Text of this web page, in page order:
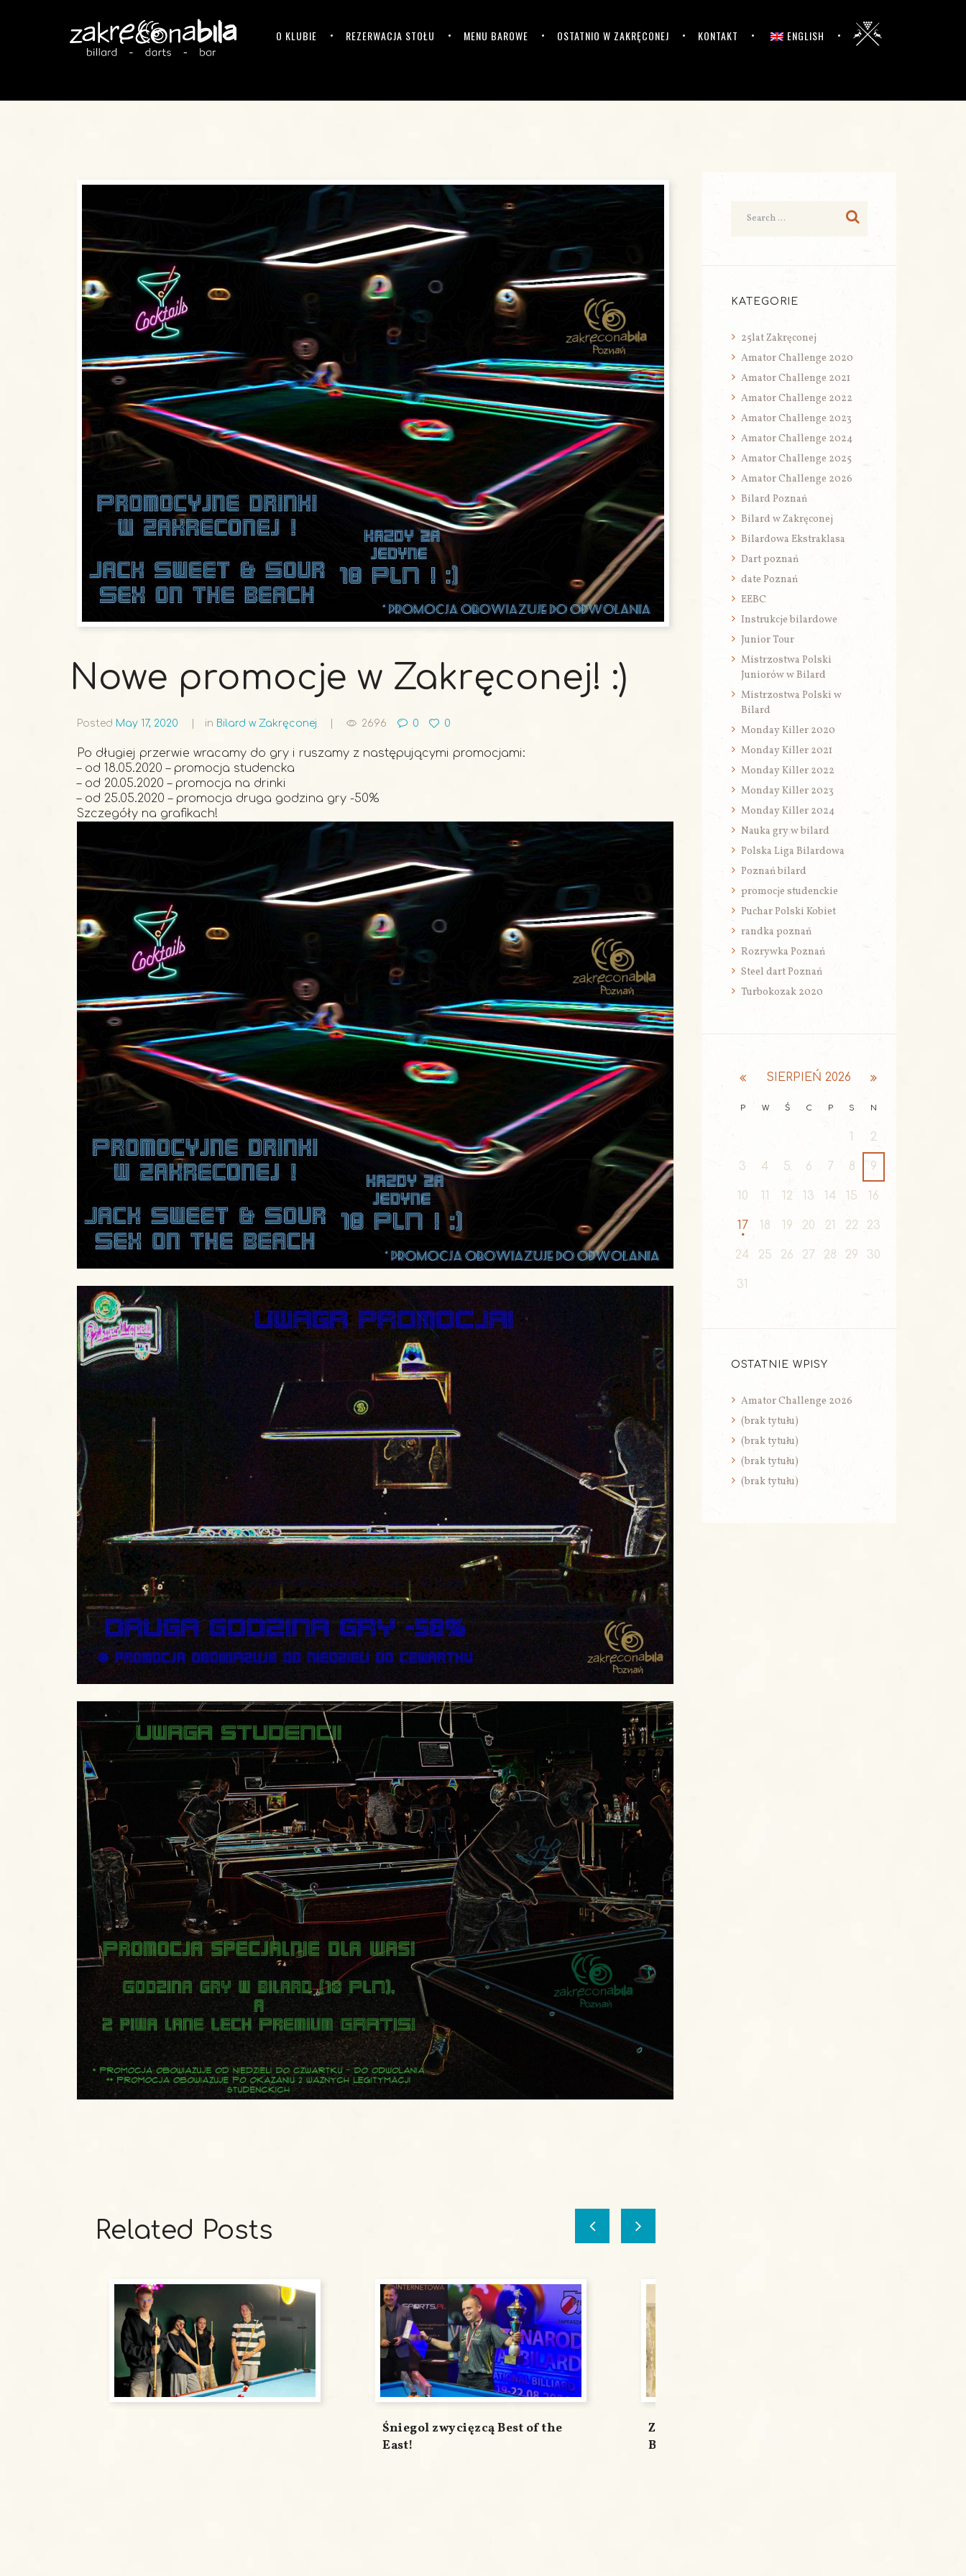
O KLUBIE REZERWACJA STOŁU MENU BAROWE OSTATNIO W ZAKRĘCONEJ KONTAKT ENGLISH
Nowe promocje w Zakręconej! :)
Posted May 17, 2020 in Bilard w Zakręconej 2696 0 0
Po długiej przerwie wracamy do gry i ruszamy z następującymi promocjami:
– od 18.05.2020 – promocja studencka
– od 20.05.2020 – promocja na drinki
– od 25.05.2020 – promocja druga godzina gry -50%
Szczegóły na grafikach!
Related Posts
Śniegol zwycięzcą Best of the
East!
Zakręcona w I Polskiej Lidze
Bilardowej
KATEGORIE
25lat Zakręconej
Amator Challenge 2020
Amator Challenge 2021
Amator Challenge 2022
Amator Challenge 2023
Amator Challenge 2024
Amator Challenge 2025
Amator Challenge 2026
Bilard Poznań
Bilard w Zakręconej
Bilardowa Ekstraklasa
Dart poznań
date Poznań
EEBC
Instrukcje bilardowe
Junior Tour
Mistrzostwa Polski
Juniorów w Bilard
Mistrzostwa Polski w
Bilard
Monday Killer 2020
Monday Killer 2021
Monday Killer 2022
Monday Killer 2023
Monday Killer 2024
Nauka gry w bilard
Polska Liga Bilardowa
Poznań bilard
promocje studenckie
Puchar Polski Kobiet
randka poznań
Rozrywka Poznań
Steel dart Poznań
Turbokozak 2020
SIERPIEŃ 2026
P W Ś C P S N
1 2
3 4 5 6 7 8 9
10 11 12 13 14 15 16
17 18 19 20 21 22 23
24 25 26 27 28 29 30
31
OSTATNIE WPISY
Amator Challenge 2026
(brak tytułu)
(brak tytułu)
(brak tytułu)
(brak tytułu)